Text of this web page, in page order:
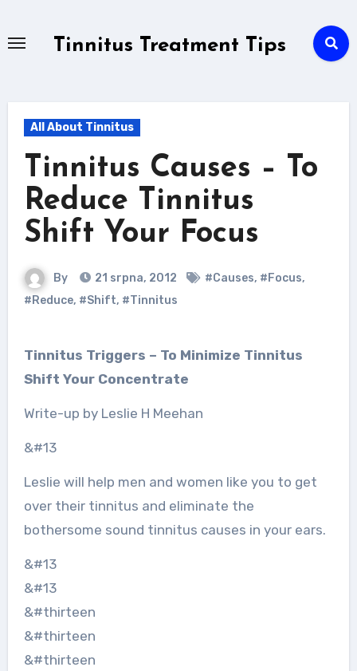
Tinnitus Treatment Tips
All About Tinnitus
Tinnitus Causes – To
Reduce Tinnitus
Shift Your Focus
By 21 srpna, 2012 #Causes, #Focus,
#Reduce, #Shift, #Tinnitus
Tinnitus Triggers – To Minimize Tinnitus
Shift Your Concentrate
Write-up by Leslie H Meehan
&#13
Leslie will help men and women like you to get
over their tinnitus and eliminate the
bothersome sound tinnitus causes in your ears.
&#13
&#13
&#thirteen
&#thirteen
&#thirteen